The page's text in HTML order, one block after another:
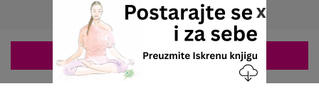
x
Copyrights © 2026 Sva prava www.stetoskop.info
ZAKAZIVANJE 063/687-460